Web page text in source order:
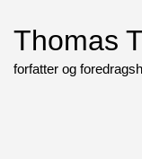
content
Thomas
forfatter og